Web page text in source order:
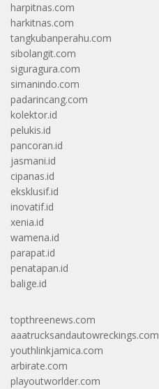
harpitnas.com
harkitnas.com
tangkubanperahu.com
sibolangit.com
siguragura.com
simanindo.com
padarincang.com
kolektor.id
pelukis.id
pancoran.id
jasmani.id
cipanas.id
eksklusif.id
inovatif.id
xenia.id
wamena.id
parapat.id
penatapan.id
balige.id
topthreenews.com
aaatrucksandautowreckings.com
youthlinkjamica.com
arbirate.com
playoutworlder.com